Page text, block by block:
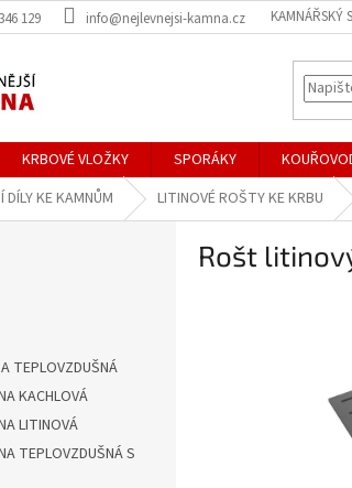
129 info@nejlevnejsi-kamna.cz KAMNÁŘSKÝ
KRBOVÉ VLOŽKY SPORÁKY
DÍLY KE KAMNŮM LITINOVÉ ROŠTY KE KRBU
TEPLOVZDUŠNÁ
KACHLOVÁ
LITINOVÁ
TEPLOVZDUŠNÁ S
Rošt